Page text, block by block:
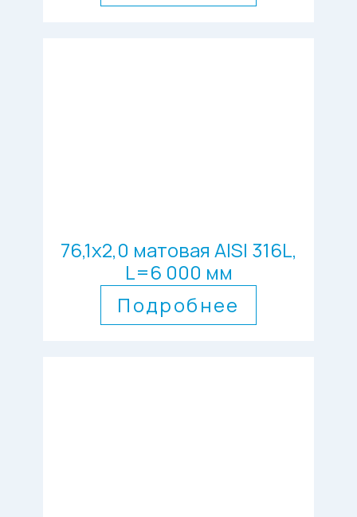
76,1х2,0 матовая AISI 316L,
L=6 000 мм
Подробнее